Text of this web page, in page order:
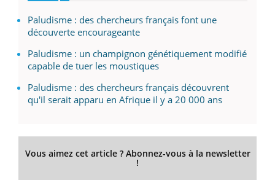
Paludisme : des chercheurs français font une
découverte encourageante
Paludisme : un champignon génétiquement modifié
capable de tuer les moustiques
Paludisme : des chercheurs français découvrent
qu'il serait apparu en Afrique il y a 20 000 ans
Vous aimez cet article ? Abonnez-vous à la newsletter
!